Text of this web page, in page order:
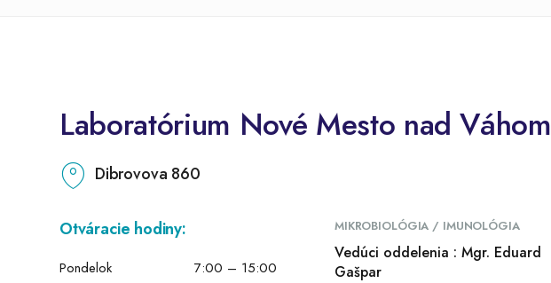
Laboratórium Nové Mesto nad Váhom
Dibrovova 860
Otváracie hodiny:
Pondelok
7:00 – 15:00
MIKROBIOLÓGIA / IMUNOLÓGIA
Vedúci oddelenia : Mgr. Eduard
Gašpar